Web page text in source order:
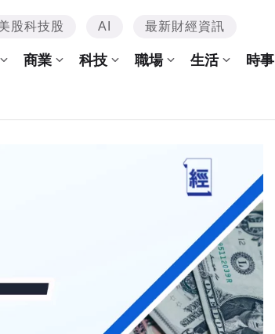
股科技股 AI 最新財經資訊
商業 科技 職場 生活 時事